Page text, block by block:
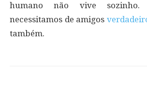
humano não vive sozinho.
necessitamos de amigos
também.